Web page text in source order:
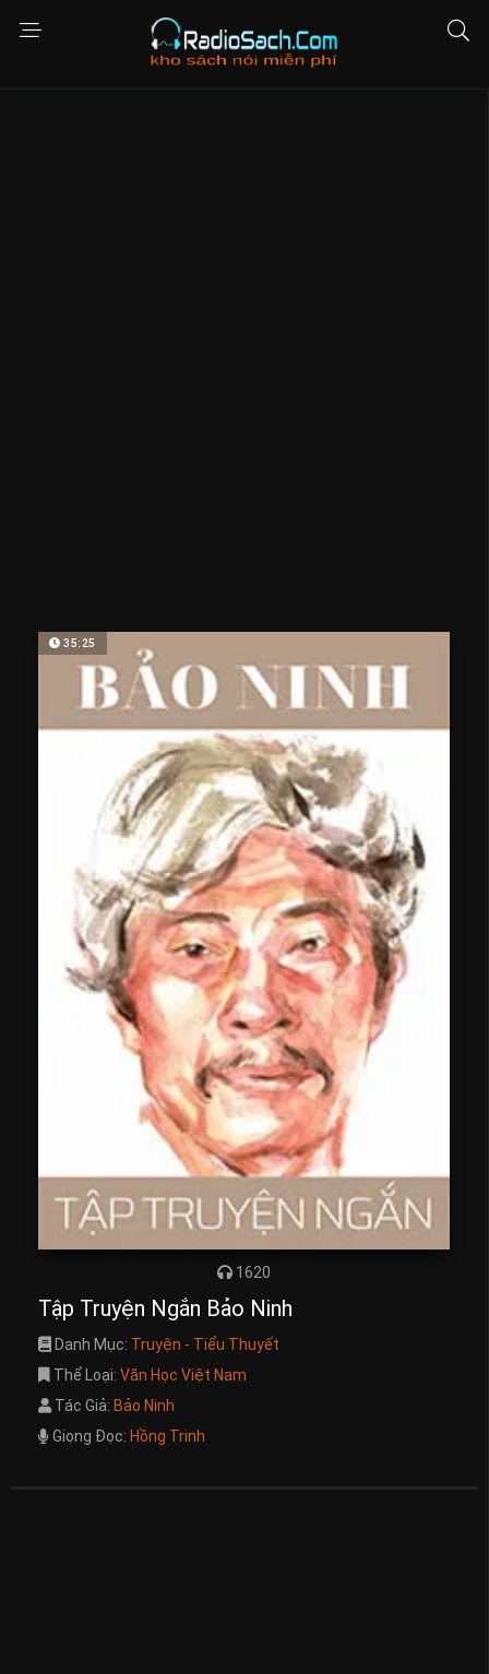
35:25
1620
Tập Truyện Ngắn Bảo Ninh
Danh Mục: Truyện - Tiểu Thuyết
Thể Loại: Văn Học Việt Nam
Tác Giả: Bảo Ninh
Giọng Đọc: Hồng Trinh